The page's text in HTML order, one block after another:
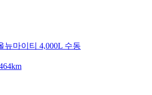
뉴마이티 4,000L 수동